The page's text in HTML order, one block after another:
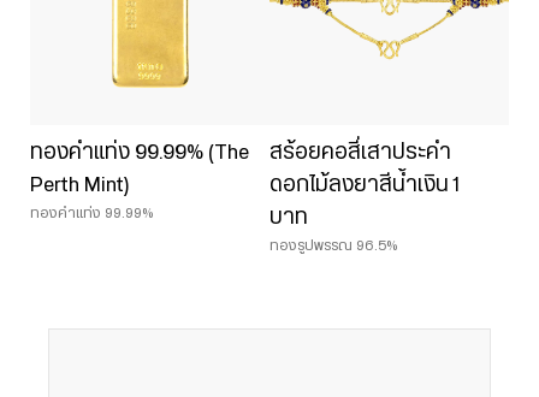
ทองคำแท่ง 99.99% (The
Perth Mint)
ทองคำแท่ง 99.99%
สร้อยคอสี่เสาประคำ
ดอกไม้ลงยาสีน้ำเงิน 1
บาท
ทองรูปพรรณ 96.5%